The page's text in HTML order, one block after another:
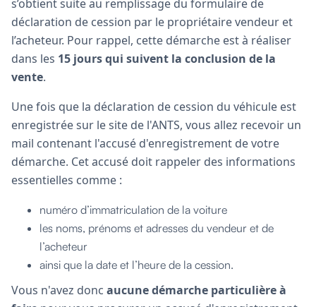
s’obtient suite au remplissage du formulaire de
déclaration de cession par le propriétaire vendeur et
l’acheteur. Pour rappel, cette démarche est à réaliser
dans les 15 jours qui suivent la conclusion de la
vente.
Une fois que la déclaration de cession du véhicule est
enregistrée sur le site de l'ANTS, vous allez recevoir un
mail contenant l'accusé d'enregistrement de votre
démarche. Cet accusé doit rappeler des informations
essentielles comme :
numéro d’immatriculation de la voiture
les noms, prénoms et adresses du vendeur et de
l’acheteur
ainsi que la date et l’heure de la cession.
Vous n'avez donc aucune démarche particulière à